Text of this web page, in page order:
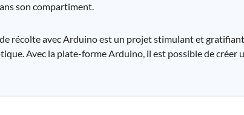
son compartiment.
récolte avec Arduino est un projet stimulant et
Avec la plate-forme Arduino, il est possible de